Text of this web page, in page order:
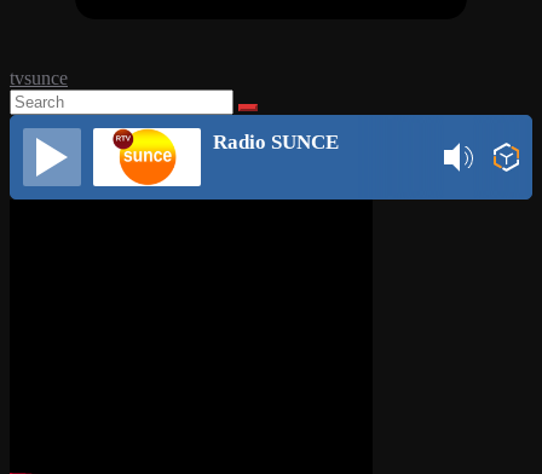
tvsunce
Radio SUNCE